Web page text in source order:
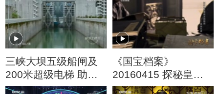
三峡大坝五级船闸及
200米超级电梯 助力
长江运行能力
《国宝档案》
20160415 探秘皇家
禁苑之圆明园——修